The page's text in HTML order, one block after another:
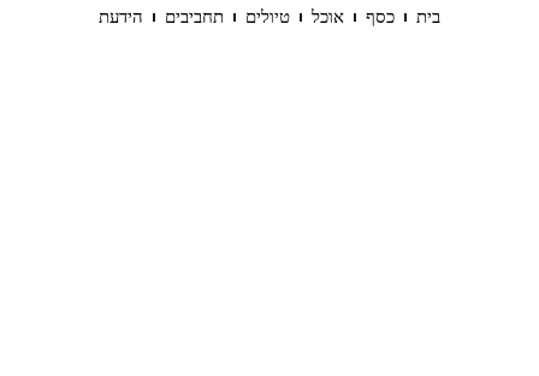
בית כסף אוכל טיולים תחביבים הידעת